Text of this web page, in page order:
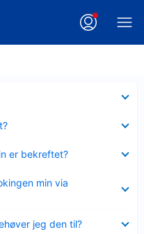
er bekreftet?
min via
jeg den til?